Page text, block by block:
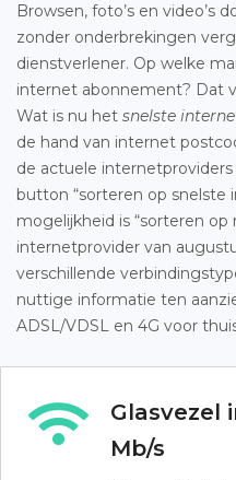
Browsen, foto’s en video’s
zonder onderbrekingen
dienstverlener. Op welke
internet abonnement? Dat
Wat is nu het snelste
de hand van internet
de actuele
button “sorteren op snelste
mogelijkheid is “sorteren op
internetprovider van
verschillende
nuttige informatie ten
ADSL/VDSL en 4G voor
Glasvezel
Mb/s